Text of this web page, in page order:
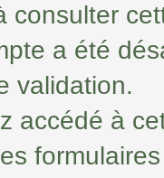
consulter
a été
validation.
accédé à